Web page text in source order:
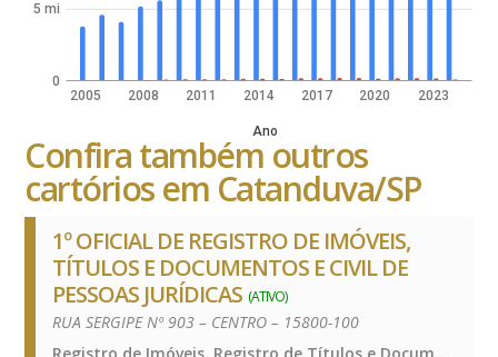
2005 2008 2011 2014 2017 2020 2023
Ano
0
5 mi
Confira também outros
cartórios em Catanduva/SP
1º OFICIAL DE REGISTRO DE IMÓVEIS,
TÍTULOS E DOCUMENTOS E CIVIL DE
PESSOAS JURÍDICAS (ATIVO)
RUA SERGIPE Nº 903 – CENTRO – 15800-100